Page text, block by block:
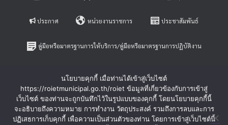
ประกาศ หน่วยงานราชการ ประชาสัมพันธ์
คู่มือหรือมาตรฐานการให้บริการ/คู่มือหรือมาตรฐานการปฏิบัติงาน
หลักเกณฑ์การบริหารและพัฒนาทรัพยากรบุคคล
ร้องเรียนการทุจริตและประพฤติมิชอบ ร้องทุกข์-ร้องเรียน
นโยบายคุกกี้ เมื่อท่านได้เข้าสู่เว็บไซต์
https://roietmunicipal.go.th/roiet ข้อมูลที่เกี่ยวข้องกับการเข้าสู่
เว็บไซต์ ของท่านจะถูกบันทึกไว้ในรูปแบบของคุกกี้ โดยนโยบายคุกกี้นี้
จะอธิบายถึงความหมาย การทำงาน วัตถุประสงค์ รวมถึงการลบและการ
ปฏิเสธการเก็บคุกกี้ เพื่อความเป็นส่วนตัวของท่าน โดยการเข้าสู่เว็บไซต์นี้